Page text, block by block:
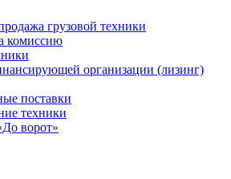
грузовой техники
комиссию
организации (лизинг)
поставки
техники
ворот»